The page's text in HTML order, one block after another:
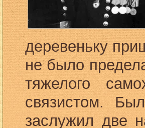
деревеньку
не было
тяжелого
связистом.
заслужил две